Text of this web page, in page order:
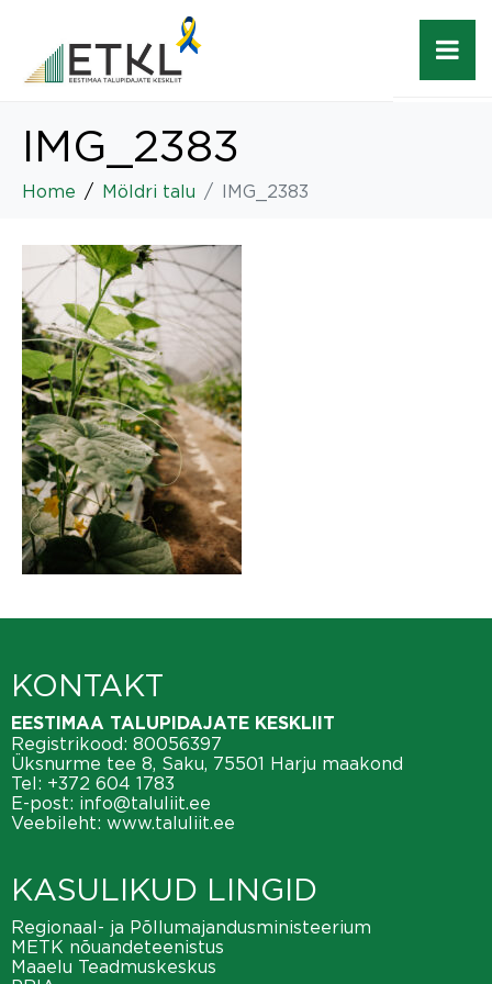
IMG_2383
Home Möldri talu IMG_2383
KONTAKT
EESTIMAA TALUPIDAJATE KESKLIIT
Registrikood: 80056397
Üksnurme tee 8, Saku, 75501 Harju maakond
Tel: +372 604 1783
E-post: info@taluliit.ee
Veebileht: www.taluliit.ee
KASULIKUD LINGID
Regionaal- ja Põllumajandusministeerium
METK nõuandeteenistus
Maaelu Teadmuskeskus